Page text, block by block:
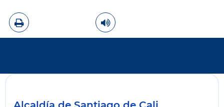
Imprimir Leer contenido